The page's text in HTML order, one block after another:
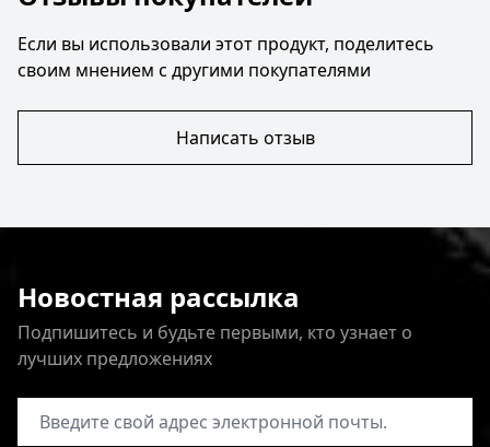
Если вы использовали этот продукт, поделитесь
своим мнением с другими покупателями
Написать отзыв
Новостная рассылка
Подпишитесь и будьте первыми, кто узнает о
лучших предложениях
Адрес электронной почты